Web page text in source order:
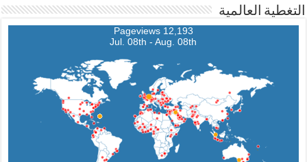
التغطية العالمية
12,193 Pageviews
Jul. 08th - Aug. 08th